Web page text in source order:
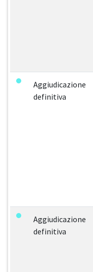
Aggiudicazione
definitiva
Aggiudicazione
definitiva